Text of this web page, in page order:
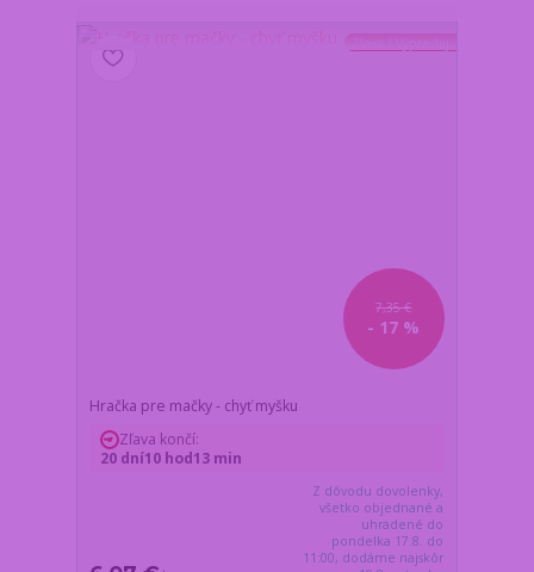
7,35 €
- 17 %
Hračka pre mačky - chyť myšku
Z dôvodu dovolenky,
všetko objednané a
uhradené do
pondelka 17.8. do
11:00, dodáme najskôr
Zľava končí:
20 dní10 hod13 min